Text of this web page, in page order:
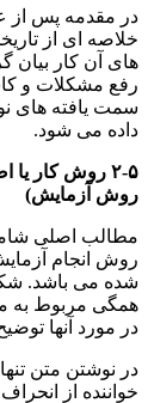
در مقدمه پس از
خلاصه ای از
های آن کار بیان
رفع مشکلات و
سمت یافته های
داده می شود.
۲-۵ روش کار
روش آزمایش)
مطالب اصلی
روش انجام
شده می باشد.
همگی مربوط به
در مورد آنها
در نوشتن متن
خواننده از